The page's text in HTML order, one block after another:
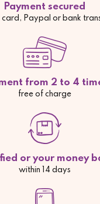
Payment secured
card, Paypal or bank
from 2 to 4
free of charge
or your money
within 14 days